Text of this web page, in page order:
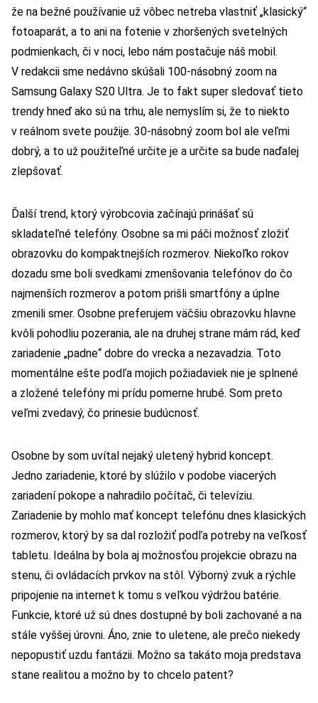
že na bežné používanie už vôbec netreba vlastniť „klasický“
fotoaparát, a to ani na fotenie v zhoršených svetelných
podmienkach, či v noci, lebo nám postačuje náš mobil.
V redakcii sme nedávno skúšali 100-násobný zoom na
Samsung Galaxy S20 Ultra. Je to fakt super sledovať tieto
trendy hneď ako sú na trhu, ale nemyslím si, že to niekto
v reálnom svete použije. 30-násobný zoom bol ale veľmi
dobrý, a to už použiteľné určite je a určite sa bude naďalej
zlepšovať.
Ďalší trend, ktorý výrobcovia začínajú prinášať sú
skladateľné telefóny. Osobne sa mi páči možnosť zložiť
obrazovku do kompaktnejších rozmerov. Niekoľko rokov
dozadu sme boli svedkami zmenšovania telefónov do čo
najmenších rozmerov a potom prišli smartfóny a úplne
zmenili smer. Osobne preferujem väčšiu obrazovku hlavne
kvôli pohodliu pozerania, ale na druhej strane mám rád, keď
zariadenie „padne“ dobre do vrecka a nezavadzia. Toto
momentálne ešte podľa mojich požiadaviek nie je splnené
a zložené telefóny mi prídu pomerne hrubé. Som preto
veľmi zvedavý, čo prinesie budúcnosť.
Osobne by som uvítal nejaký uletený hybrid koncept.
Jedno zariadenie, ktoré by slúžilo v podobe viacerých
zariadení pokope a nahradilo počítač, či televíziu.
Zariadenie by mohlo mať koncept telefónu dnes klasických
rozmerov, ktorý by sa dal rozložiť podľa potreby na veľkosť
tabletu. Ideálna by bola aj možnosťou projekcie obrazu na
stenu, či ovládacích prvkov na stôl. Výborný zvuk a rýchle
pripojenie na internet k tomu s veľkou výdržou batérie.
Funkcie, ktoré už sú dnes dostupné by boli zachované a na
stále vyššej úrovni. Áno, znie to uletene, ale prečo niekedy
nepopustiť uzdu fantázii. Možno sa takáto moja predstava
stane realitou a možno by to chcelo patent?